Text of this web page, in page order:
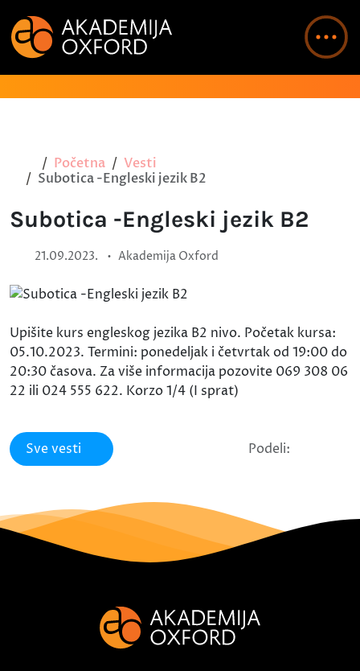
Početna
Vesti
Subotica -Engleski jezik B2
Subotica -Engleski jezik B2
21.09.2023. • Akademija Oxford
Upišite kurs engleskog jezika B2 nivo. Početak kursa:
05.10.2023. Termini: ponedeljak i četvrtak od 19:00 do
20:30 časova. Za više informacija pozovite 069 308 06
22 ili 024 555 622. Korzo 1/4 (I sprat)
Sve vesti Podeli: